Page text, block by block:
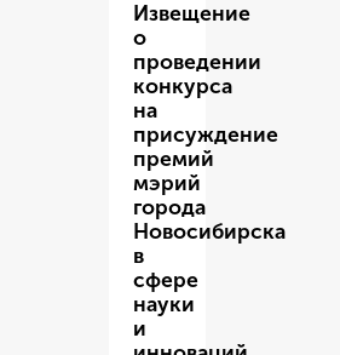
Извещение
о
проведении
конкурса
на
присуждение
премий
мэрий
города
Новосибирска
в
сфере
науки
и